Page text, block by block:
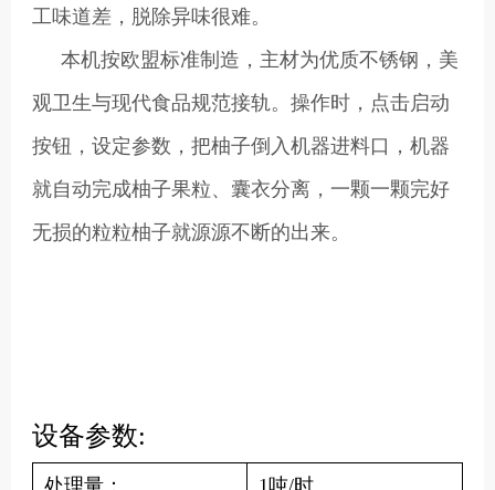
工味道差，脱除异味很难。
本机按欧盟标准制造，主材为优质不锈钢，美
观卫生与现代食品规范接轨。操作时，点击启动
按钮，设定参数，把柚子倒入机器进料口，机器
就自动完成柚子果粒、囊衣分离，一颗一颗完好
无损的粒粒柚子就源源不断的出来。
设备参数:
处理量： 1吨/时